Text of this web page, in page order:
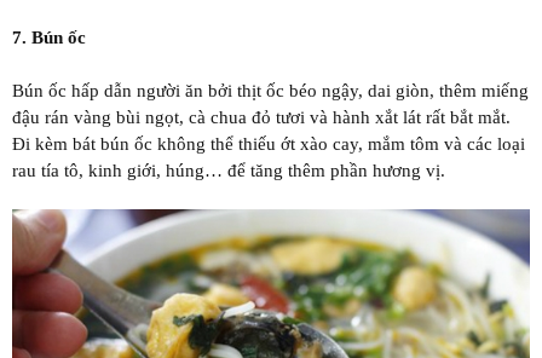
7. Bún ốc
Bún ốc hấp dẫn người ăn bởi thịt ốc béo ngậy, dai giòn, thêm miếng
đậu rán vàng bùi ngọt, cà chua đỏ tươi và hành xắt lát rất bắt mắt.
Đi kèm bát bún ốc không thể thiếu ớt xào cay, mắm tôm và các loại
rau tía tô, kinh giới, húng… để tăng thêm phần hương vị.